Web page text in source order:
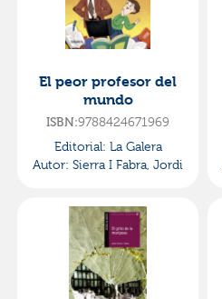
El peor profesor del
mundo
ISBN:9788424671969
Editorial: La Galera
Autor: Sierra I Fabra, Jordi